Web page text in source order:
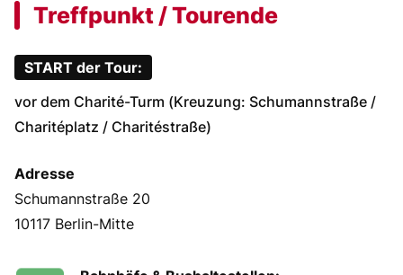
Treffpunkt / Tourende
START der Tour:
vor dem Charité-Turm (Kreuzung: Schumannstraße /
Charitéplatz / Charitéstraße)
Adresse
Schumannstraße 20
10117 Berlin-Mitte